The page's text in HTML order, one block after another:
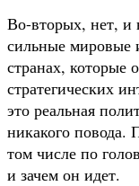
Во-вторых, нет, и
сильные мировые
странах, которые
стратегических
это реальная
никакого повода.
том числе по
и зачем он идет.